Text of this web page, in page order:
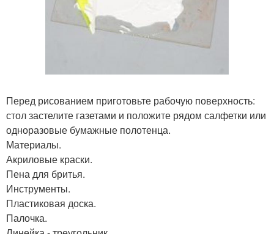
Перед рисованием приготовьте рабочую поверхность:
стол застелите газетами и положите рядом салфетки или
одноразовые бумажные полотенца.
Материалы.
Акриловые краски.
Пена для бритья.
Инструменты.
Пластиковая доска.
Палочка.